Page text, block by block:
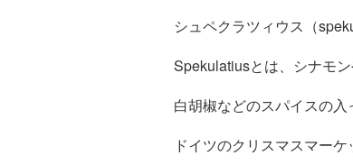
シュペクラツィウス（
Spekulatiusとは、シナモ
白胡椒などのスパイスの入
ドイツのクリスマスマーケ